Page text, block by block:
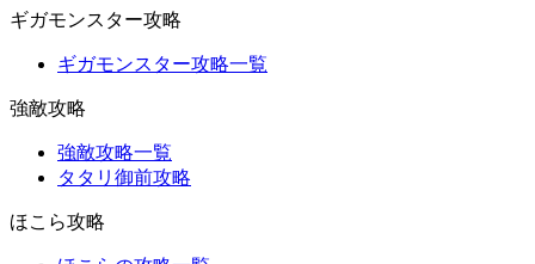
ギガモンスター攻略
ギガモンスター攻略一覧
強敵攻略
強敵攻略一覧
タタリ御前攻略
ほこら攻略